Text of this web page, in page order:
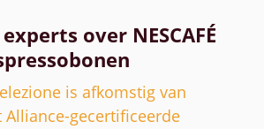
over NESCAFÉ
is afkomstig van
Alliance-gecertificeerde